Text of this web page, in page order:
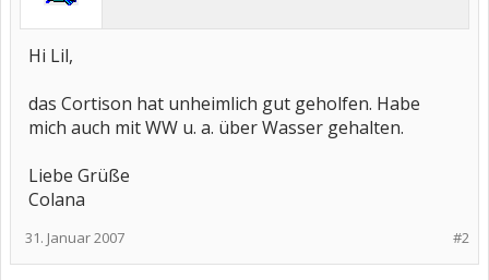
Hi Lil,
das Cortison hat unheimlich gut geholfen. Habe
mich auch mit WW u. a. über Wasser gehalten.
Liebe Grüße
Colana
#2
31. Januar 2007